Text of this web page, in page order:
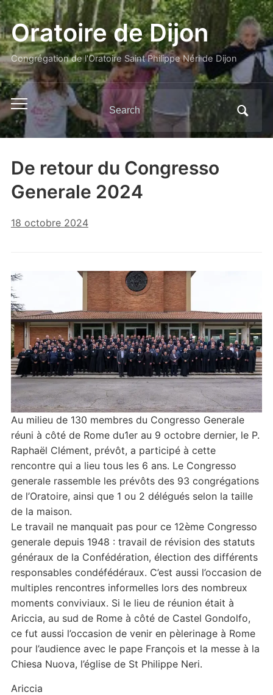
Oratoire de Dijon
Congrégation de l'Oratoire Saint Philippe Néri de Dijon
Toggle
mobile
menu
Search
for:
De retour du Congresso
Generale 2024
18 octobre 2024
Au milieu de 130 membres du Congresso Generale
réuni à côté de Rome du1er au 9 octobre dernier, le P.
Raphaël Clément, prévôt, a participé à cette
rencontre qui a lieu tous les 6 ans. Le Congresso
generale rassemble les prévôts des 93 congrégations
de l’Oratoire, ainsi que 1 ou 2 délégués selon la taille
de la maison.
Le travail ne manquait pas pour ce 12ème Congresso
generale depuis 1948 : travail de révision des statuts
généraux de la Confédération, élection des différents
responsables condéfédéraux. C’est aussi l’occasion de
multiples rencontres informelles lors des nombreux
moments conviviaux. Si le lieu de réunion était à
Ariccia, au sud de Rome à côté de Castel Gondolfo,
ce fut aussi l’occasion de venir en pèlerinage à Rome
pour l’audience avec le pape François et la messe à la
Chiesa Nuova, l’église de St Philippe Neri.
Ariccia